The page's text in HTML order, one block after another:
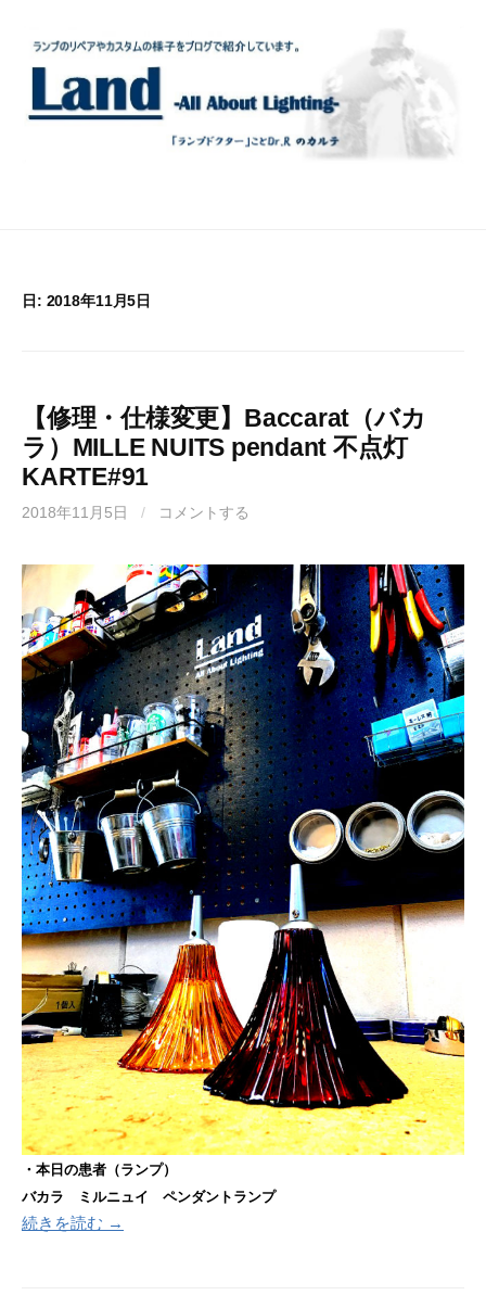
日: 2018年11月5日
【修理・仕様変更】Baccarat（バカ
ラ）MILLE NUITS pendant 不点灯
KARTE#91
2018年11月5日 / コメントする
・本日の患者（ランプ）
バカラ ミルニュイ ペンダントランプ
続きを読む →